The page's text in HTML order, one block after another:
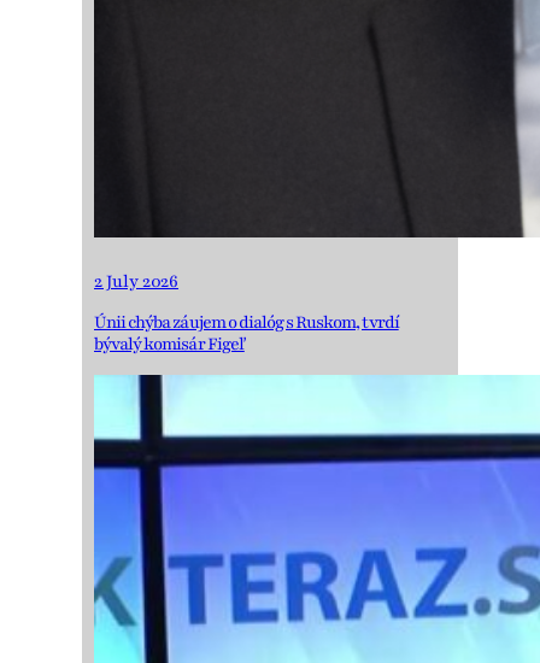
2 July 2026
Únii chýba záujem o dialóg s Ruskom, tvrdí
bývalý komisár Figeľ